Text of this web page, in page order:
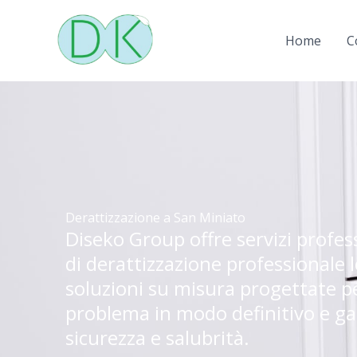
contenuto
Home
Derattizzazione a San Miniato
Diseko Group offre servizi
di derattizzazione professionale
soluzioni su misura progettate
problema in modo definitivo e
sicurezza e salubrità.